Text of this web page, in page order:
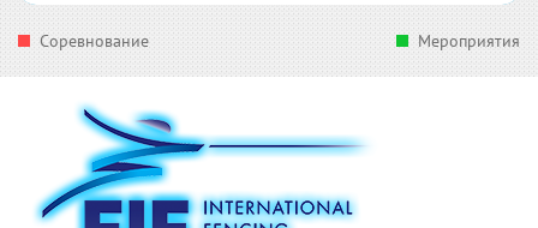
Соревнование Мероприятия